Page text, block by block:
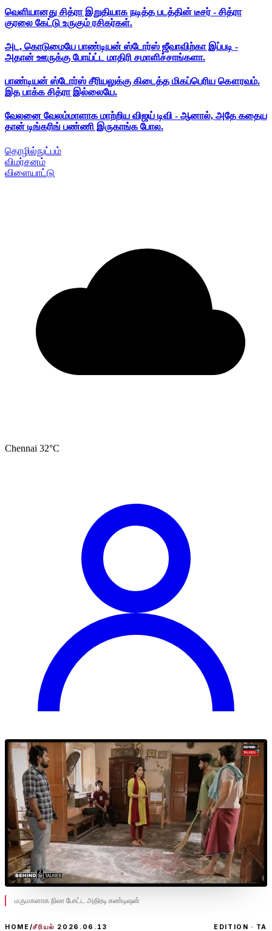
வெளியானது சித்ரா இறுதியாக நடித்த படத்தின் டீசர் - சித்ரா
குரலை கேட்டு உருகும் ரசிகர்கள்.
அட, கொடுமையே பாண்டியன் ஸ்டோர்ஸ் ஜீவாவிற்கா இப்படி -
அதான் ஊருக்கு போய்ட்ட மாதிரி சமாளிச்சாங்களா.
பாண்டியன் ஸ்டோர்ஸ் சீரியலுக்கு கிடைத்த மிகப்பெரிய கௌரவம்.
இத பாக்க சித்ரா இல்லையே.
வேலனை வேலம்மாளாக மாற்றிய விஜய் டிவி - ஆனால், அதே கதைய
தான் டிங்கரிங் பண்ணி இருகாங்க போல.
தொழில்நுட்பம்
விமர்சனம்
விளையாட்டு
Chennai 32°C
மருமகளாக நிலா போட்ட அதிரடி கண்டிஷன்
HOME/சீரியல் 2026.06.13 EDITION · TA